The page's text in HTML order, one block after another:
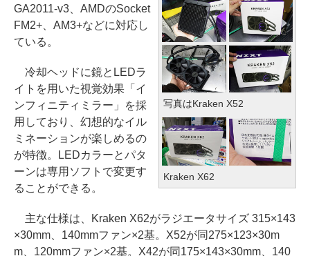
写真はKraken X52
Kraken X62
GA2011-v3、AMDのSocket
FM2+、AM3+などに対応し
ている。
冷却ヘッドに鏡とLEDラ
イトを用いた視覚効果「イ
ンフィニティミラー」を採
用しており、幻想的なイル
ミネーションが楽しめるの
が特徴。LEDカラーとパタ
ーンは専用ソフトで変更す
ることができる。
主な仕様は、Kraken X62がラジエータサイズ 315×143
×30mm、140mmファン×2基。X52が同275×123×30m
m、120mmファン×2基。X42が同175×143×30mm、140